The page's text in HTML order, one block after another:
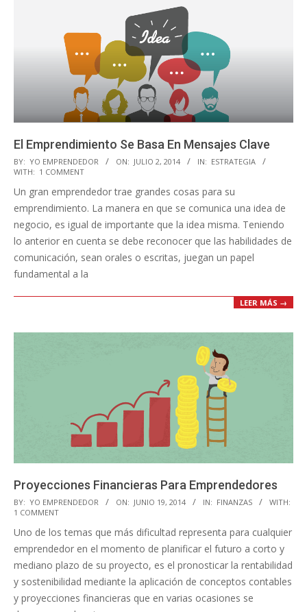
El Emprendimiento Se Basa En Mensajes Clave
2014-
07-
02
BY: YO EMPRENDEDOR ON: JULIO 2, 2014 IN: ESTRATEGIA
WITH: 1 COMMENT
Un gran emprendedor trae grandes cosas para su
emprendimiento. La manera en que se comunica una idea de
negocio, es igual de importante que la idea misma. Teniendo
lo anterior en cuenta se debe reconocer que las habilidades de
comunicación, sean orales o escritas, juegan un papel
fundamental a la
LEER MÁS →
Proyecciones Financieras Para Emprendedores
2014-
06-
19
BY: YO EMPRENDEDOR ON: JUNIO 19, 2014 IN: FINANZAS
WITH:
1 COMMENT
Uno de los temas que más dificultad representa para cualquier
emprendedor en el momento de planificar el futuro a corto y
mediano plazo de su proyecto, es el pronosticar la rentabilidad
y sostenibilidad mediante la aplicación de conceptos contables
y proyecciones financieras que en varias ocasiones se